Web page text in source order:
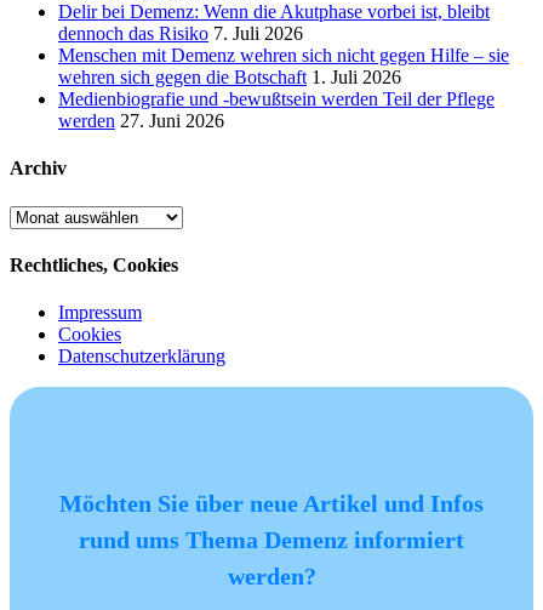
Delir bei Demenz: Wenn die Akutphase vorbei ist, bleibt
dennoch das Risiko 7. Juli 2026
Menschen mit Demenz wehren sich nicht gegen Hilfe – sie
wehren sich gegen die Botschaft 1. Juli 2026
Medienbiografie und -bewußtsein werden Teil der Pflege
werden 27. Juni 2026
Archiv
Archiv
Rechtliches, Cookies
Impressum
Cookies
Datenschutzerklärung
Möchten Sie über neue Artikel und Infos
rund ums Thema Demenz informiert
werden?